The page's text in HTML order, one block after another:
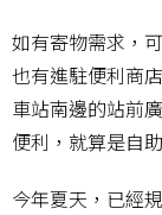
如有寄物需求，
也有進駐便利商
車站南邊的站前
便利，就算是自
今年夏天，已經